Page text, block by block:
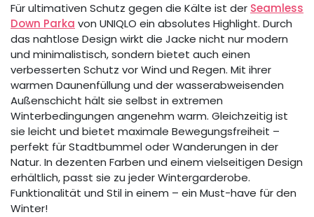
Für ultimativen Schutz gegen die Kälte ist der Seamless
Down Parka von UNIQLO ein absolutes Highlight. Durch
das nahtlose Design wirkt die Jacke nicht nur modern
und minimalistisch, sondern bietet auch einen
verbesserten Schutz vor Wind und Regen. Mit ihrer
warmen Daunenfüllung und der wasserabweisenden
Außenschicht hält sie selbst in extremen
Winterbedingungen angenehm warm. Gleichzeitig ist
sie leicht und bietet maximale Bewegungsfreiheit –
perfekt für Stadtbummel oder Wanderungen in der
Natur. In dezenten Farben und einem vielseitigen Design
erhältlich, passt sie zu jeder Wintergarderobe.
Funktionalität und Stil in einem – ein Must-have für den
Winter!